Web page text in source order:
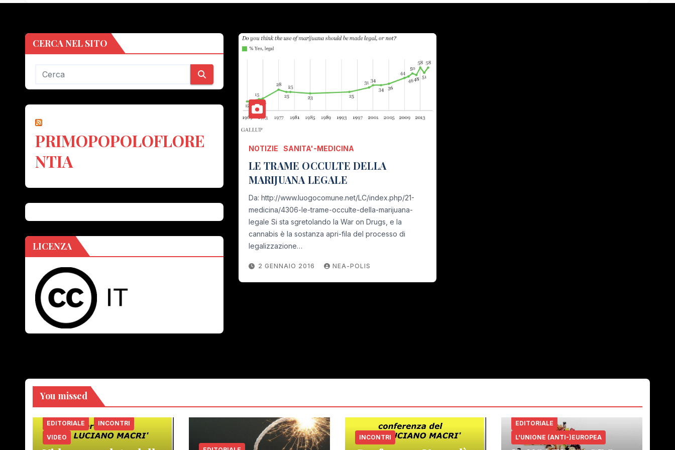
CERCA NEL SITO
PRIMOPOPOLOFLORE
NTIA
LICENZA
NOTIZIE SANITA'-MEDICINA
LE TRAME OCCULTE DELLA
MARIJUANA LEGALE
Da: http://www.luogocomune.net/LC/index.php/21-
medicina/4306-le-trame-occulte-della-marijuana-
legale Si sta sgretolando la War on Drugs, e la
cannabis è la sostanza apri-fila del processo di
legalizzazione…
2 GENNAIO 2016 NEA-POLIS
You missed
EDITORIALE
INCONTRI
VIDEO
INCONTRI
EDITORIALE
L'UNIONE (ANTI-)EUROPEA